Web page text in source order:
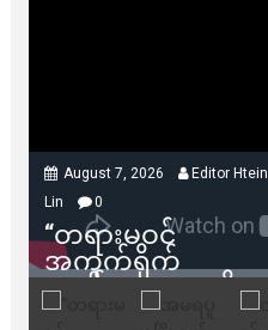
August 7, 2026
Editor Htein
Lin
0
“တရားမဝင်
အကွက်ရိုက်
ရောင်းချမှုတွေကို
သက်ဆိုင်ရာတာဝန်ရှိ